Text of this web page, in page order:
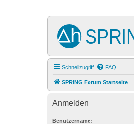
Schnellzugriff FAQ
SPRING Forum Startseite
Anmelden
Benutzername: